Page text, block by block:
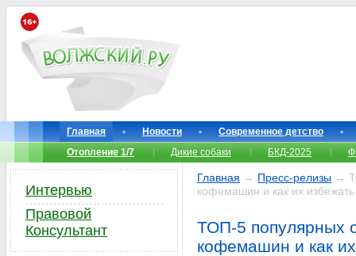
Главная Новости
Современное детство
Отопление 1/7
Дикие собаки БКД-2025
Главная → Пресс-релизы →
кофемашин и как их избежать
ТОП-5 популярных
кофемашин и как
Интервью
Правовой
Консультант